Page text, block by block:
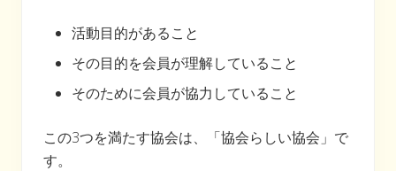
活動目的があること
その目的を会員が理解していること
そのために会員が協力していること
この3つを満たす協会は、「協会らしい協会」で
す。